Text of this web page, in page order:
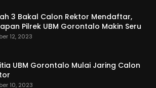
3 Bakal Calon Rektor Mendaftar,
Pilrek UBM Gorontalo Makin Seru
12, 2023
UBM Gorontalo Mulai Jaring Calon
10, 2023